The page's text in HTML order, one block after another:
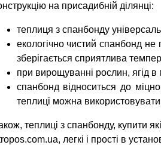
на присадибній ділянці:
теплиця з спанбонду
екологічно чистий спанбонд
зберігається сприятлива
при вирощуванні рослин, ягід
спанбонд відноситься до
теплиці можна використовувати
теплиці з спанбонду, купити
легкі і прості в